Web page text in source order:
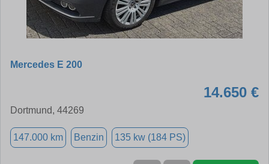
Mercedes E 200
14.650 €
Dortmund, 44269
147.000 km Benzin 135 kw (184 PS)